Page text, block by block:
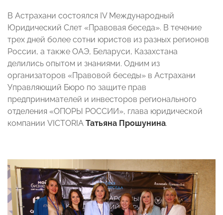
В Астрахани состоялся IV Международный
Юридический Слет «Правовая беседа». В течение
трех дней более сотни юристов из разных регионов
России, а также ОАЭ, Беларуси, Казахстана
делились опытом и знаниями. Одним из
организаторов «Правовой беседы» в Астрахани
Управляющий Бюро по защите прав
предпринимателей и инвесторов регионального
отделения «ОПОРЫ РОССИИ», глава юридической
компании VICTORIA Татьяна Прошунина.